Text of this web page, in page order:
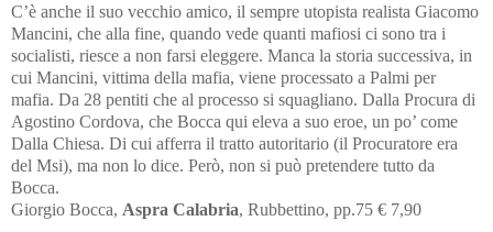
C’è anche il suo vecchio amico, il sempre utopista realista Giacomo
Mancini, che alla fine, quando vede quanti mafiosi ci sono tra i
socialisti, riesce a non farsi eleggere. Manca la storia successiva, in
cui Mancini, vittima della mafia, viene processato a Palmi per
mafia. Da 28 pentiti che al processo si squagliano. Dalla Procura di
Agostino Cordova, che Bocca qui eleva a suo eroe, un po’ come
Dalla Chiesa. Di cui afferra il tratto autoritario (il Procuratore era
del Msi), ma non lo dice. Però, non si può pretendere tutto da
Bocca.
Giorgio Bocca, Aspra Calabria, Rubbettino, pp.75 € 7,90